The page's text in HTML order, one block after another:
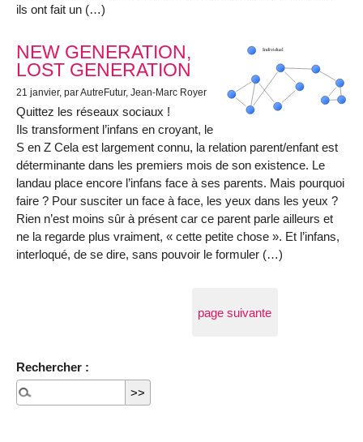
ils ont fait un (…)
NEW GENERATION,
LOST GENERATION
21 janvier, par AutreFutur, Jean-Marc Royer
Quittez les réseaux sociaux !
Ils transforment l’infans en croyant, le
S en Z Cela est largement connu, la relation parent/enfant est
déterminante dans les premiers mois de son existence. Le
landau place encore l’infans face à ses parents. Mais pourquoi
faire ? Pour susciter un face à face, les yeux dans les yeux ?
Rien n’est moins sûr à présent car ce parent parle ailleurs et
ne la regarde plus vraiment, « cette petite chose ». Et l’infans,
interloqué, de se dire, sans pouvoir le formuler (…)
page suivante
Rechercher :